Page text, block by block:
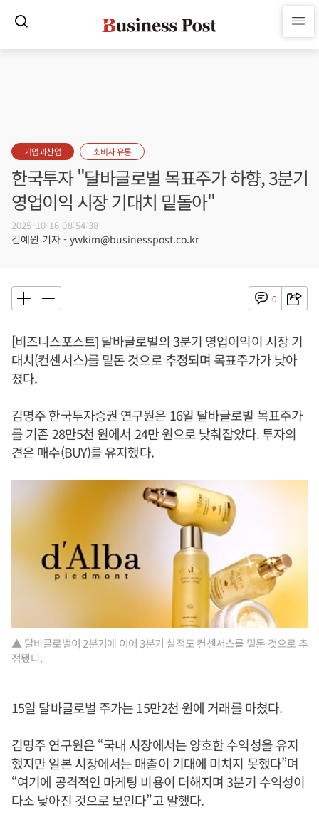
기업과산업 소비자·유통
한국투자 "달바글로벌 목표주가 하향, 3분기
영업이익 시장 기대치 밑돌아"
2025-10-16 08:54:38
김예원 기자 - ywkim@businesspost.co.kr
0
[비즈니스포스트] 달바글로벌의 3분기 영업이익이 시장 기
대치(컨센서스)를 밑돈 것으로 추정되며 목표주가가 낮아
졌다.
김명주 한국투자증권 연구원은 16일 달바글로벌 목표주가
를 기존 28만5천 원에서 24만 원으로 낮춰잡았다. 투자의
견은 매수(BUY)를 유지했다.
▲ 달바글로벌이 2분기에 이어 3분기 실적도 컨센서스를 밑돈 것으로 추
정됐다.
15일 달바글로벌 주가는 15만2천 원에 거래를 마쳤다.
김명주 연구원은 “국내 시장에서는 양호한 수익성을 유지
했지만 일본 시장에서는 매출이 기대에 미치지 못했다”며
“여기에 공격적인 마케팅 비용이 더해지며 3분기 수익성이
다소 낮아진 것으로 보인다”고 말했다.